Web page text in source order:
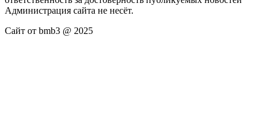
Администрация сайта не несёт.
Сайт от bmb3 @ 2025